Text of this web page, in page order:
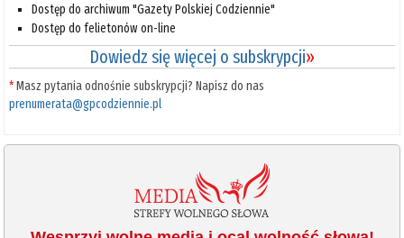
Dostęp do archiwum "Gazety Polskiej Codziennie"
Dostęp do felietonów on-line
Dowiedz się więcej o subskrypcji»
*Masz pytania odnośnie subskrypcji? Napisz do nas
prenumerata@gpcodziennie.pl